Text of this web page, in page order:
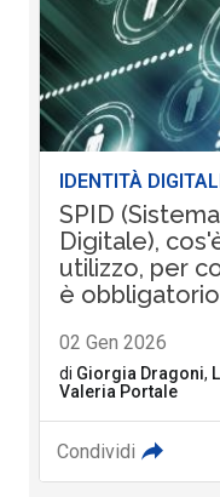
IDENTITÀ
SPID
Digitale),
utilizzo, per
è obbligatorio
02 Gen 2026
di Giorgia Dragoni,
Valeria Portale
Condividi